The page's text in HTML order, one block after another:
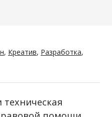
, Креатив, Разработка,